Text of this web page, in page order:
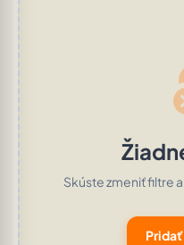
Skúste zmeniť filtre